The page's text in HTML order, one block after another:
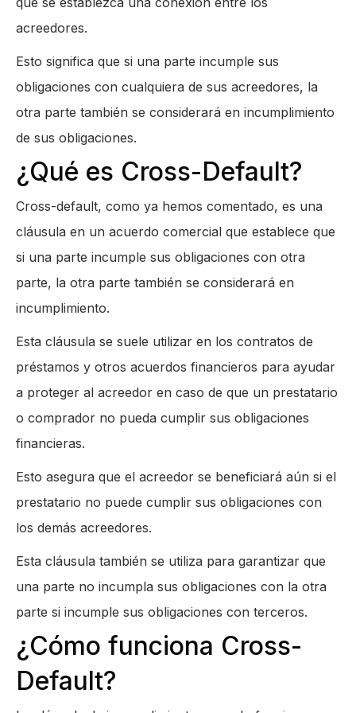
acreedores.
Esto significa que si una parte incumple sus
obligaciones con cualquiera de sus acreedores, la
otra parte también se considerará en incumplimiento
de sus obligaciones.
¿Qué es Cross-Default?
Cross-default, como ya hemos comentado, es una
cláusula en un acuerdo comercial que establece que
si una parte incumple sus obligaciones con otra
parte, la otra parte también se considerará en
incumplimiento.
Esta cláusula se suele utilizar en los contratos de
préstamos y otros acuerdos financieros para ayudar
a proteger al acreedor en caso de que un prestatario
o comprador no pueda cumplir sus obligaciones
financieras.
Esto asegura que el acreedor se beneficiará aún si el
prestatario no puede cumplir sus obligaciones con
los demás acreedores.
Esta cláusula también se utiliza para garantizar que
una parte no incumpla sus obligaciones con la otra
parte si incumple sus obligaciones con terceros.
¿Cómo funciona Cross-
Default?